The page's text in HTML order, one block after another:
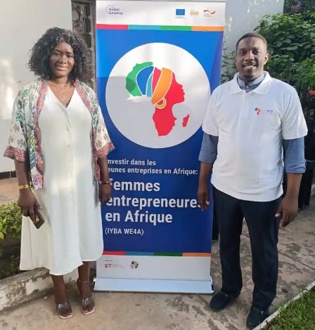
lancent
la
mise
en
œuvre
du
Programme
IYBA
WE4A
(GIZ-
UE)